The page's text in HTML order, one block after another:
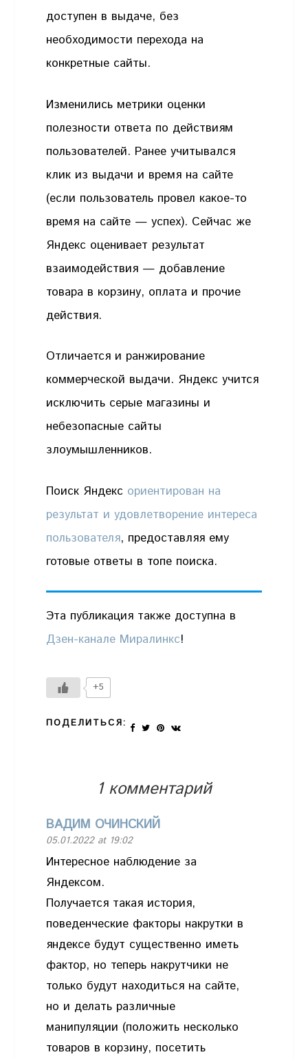
доступен в выдаче, без
необходимости перехода на
конкретные сайты.
Изменились метрики оценки
полезности ответа по действиям
пользователей. Ранее учитывался
клик из выдачи и время на сайте
(если пользователь провел какое-то
время на сайте — успех). Сейчас же
Яндекс оценивает результат
взаимодействия — добавление
товара в корзину, оплата и прочие
действия.
Отличается и ранжирование
коммерческой выдачи. Яндекс учится
исключить серые магазины и
небезопасные сайты
злоумышленников.
Поиск Яндекс ориентирован на
результат и удовлетворение интереса
пользователя, предоставляя ему
готовые ответы в топе поиска.
Эта публикация также доступна в
Дзен-канале Миралинкс!
+5
ПОДЕЛИТЬСЯ:
1 комментарий
ВАДИМ ОЧИНСКИЙ
05.01.2022 at 19:02
Интересное наблюдение за
Яндексом.
Получается такая история,
поведенческие факторы накрутки в
яндексе будут существенно иметь
фактор, но теперь накрутчики не
только будут находиться на сайте,
но и делать различные
манипуляции (положить несколько
товаров в корзину, посетить